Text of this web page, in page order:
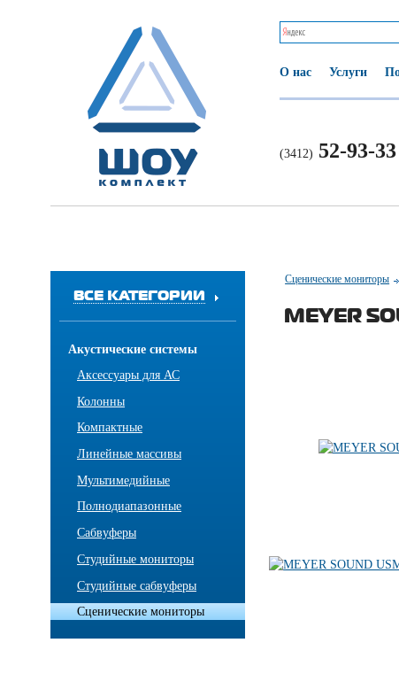
О нас Услуги
(3412) 52-93-33
ВСЕ КАТЕГОРИИ
Акустические системы
Аксессуары для АС
Колонны
Компактные
Линейные массивы
Мультимедийные
Полнодиапазонные
Сабвуферы
Студийные мониторы
Студийные сабвуферы
Сценические мониторы
Сценические мониторы
MEYER